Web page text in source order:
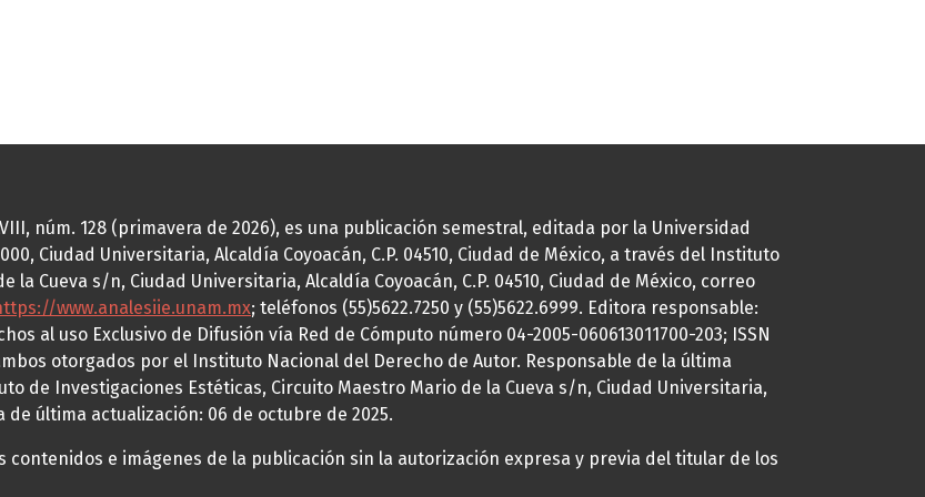
núm. 128 (primavera de 2026), es una publicación semestral, editada por la Universidad
Ciudad Universitaria, Alcaldía Coyoacán, C.P. 04510, Ciudad de México, a través del Instituto
Cueva s/n, Ciudad Universitaria, Alcaldía Coyoacán, C.P. 04510, Ciudad de México, correo
www.analesiie.unam.mx; teléfonos (55)5622.7250 y (55)5622.6999. Editora responsable:
al uso Exclusivo de Difusión vía Red de Cómputo número 04-2005-060613011700-203; ISSN
otorgados por el Instituto Nacional del Derecho de Autor. Responsable de la última
de Investigaciones Estéticas, Circuito Maestro Mario de la Cueva s/n, Ciudad Universitaria,
de última actualización: 06 de octubre de 2025.
e imágenes de la publicación sin la autorización expresa y previa del titular de los